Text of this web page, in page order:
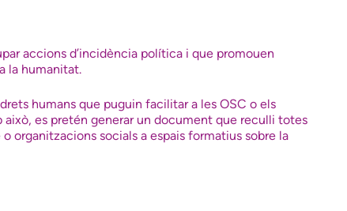
accions d’incidència política i que promouen
la humanitat.
humans que puguin facilitar a les OSC o els
es pretén generar un document que reculli totes
organitzacions socials a espais formatius sobre la